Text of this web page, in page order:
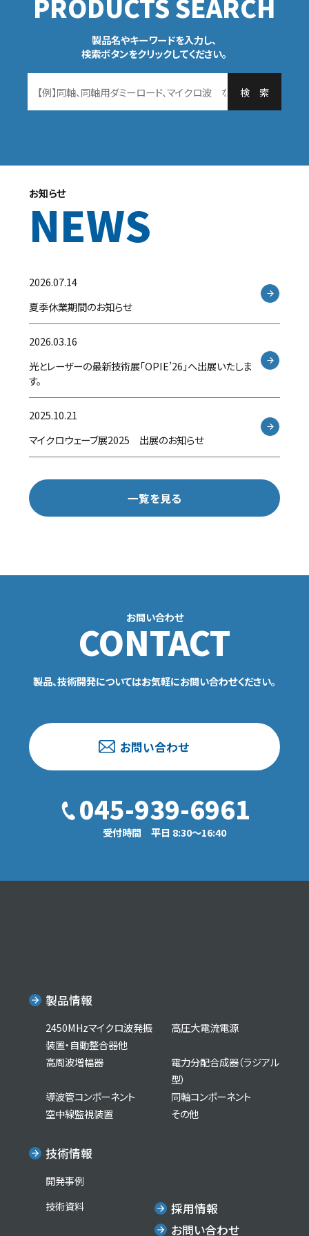
製品名やキーワードを入力し、
検索ボタンをクリックしてください。
検 索
お知らせ
NEWS
一覧を見る
2026.07.14
夏季休業期間のお知らせ
2026.03.16
光とレーザーの最新技術展「OPIE’26」へ出展いたしま
す。
2025.10.21
マイクロウェーブ展2025 出展のお知らせ
お問い合わせ
CONTACT
製品、技術開発についてはお気軽にお問い合わせください。
お問い合わせ
045-939-6961
受付時間 平日 8:30〜16:40
製品情報
2450MHzマイクロ波発振
装置・自動整合器他
高圧大電流電源
高周波増幅器
電力分配合成器（ラジアル
型）
導波管コンポーネント
同軸コンポーネント
空中線監視装置
その他
技術情報
開発事例
技術資料
採用情報
お問い合わせ